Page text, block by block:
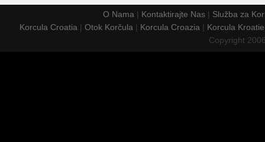
O Nama | Kontaktirajte Nas| Služba za
Korcula Croatia | Otok Korčula | Korcula Croazia | Korcula
Copyright